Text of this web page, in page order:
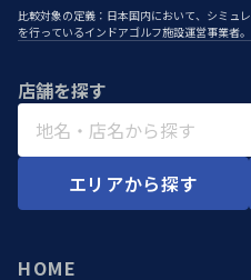
比較対象の定義：日本国内において、シミュ
を行っているインドアゴルフ施設運営事業者。
店舗を探す
エリアから探す